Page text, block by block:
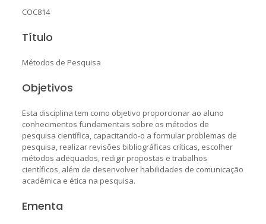
COC814
Título
Métodos de Pesquisa
Objetivos
Esta disciplina tem como objetivo proporcionar ao aluno
conhecimentos fundamentais sobre os métodos de
pesquisa científica, capacitando-o a formular problemas de
pesquisa, realizar revisões bibliográficas críticas, escolher
métodos adequados, redigir propostas e trabalhos
científicos, além de desenvolver habilidades de comunicação
acadêmica e ética na pesquisa.
Ementa